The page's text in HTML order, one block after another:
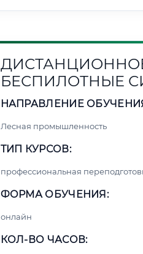
БЕСПИЛОТНЫЕ
НАПРАВЛЕНИЕ
Лесная промышленность
ТИП КУРСОВ:
профессиональная
ФОРМА ОБУЧЕНИЯ:
онлайн
КОЛ-ВО ЧАСОВ: